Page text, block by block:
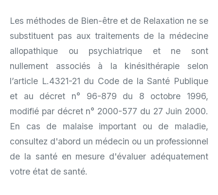
Les méthodes de Bien-être et de Relaxation ne se
substituent pas aux traitements de la médecine
allopathique ou psychiatrique et ne sont
nullement associés à la kinésithérapie selon
l’article L.4321-21 du Code de la Santé Publique
et au décret n° 96-879 du 8 octobre 1996,
modifié par décret n° 2000-577 du 27 Juin 2000.
En cas de malaise important ou de maladie,
consultez d'abord un médecin ou un professionnel
de la santé en mesure d'évaluer adéquatement
votre état de santé.